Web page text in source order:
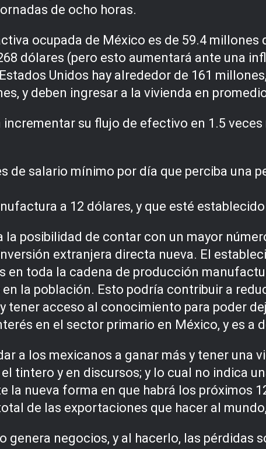
de ocho horas.
ocupada de México es de 59.4 millones
dólares (pero esto aumentará ante una
Unidos hay alrededor de 161
y deben ingresar a la vivienda en
su flujo de efectivo en 1.5
de salario mínimo por día que perciba una
a 12 dólares, y que esté
posibilidad de contar con un mayor
extranjera directa nueva. El
en toda la cadena de producción
la población. Esto podría contribuir a
tener acceso al conocimiento para poder
en el sector primario en México, y es a
a los mexicanos a ganar más y tener una
tintero y en discursos; y lo cual no indica
la nueva forma en que habrá los próximos
de las exportaciones que hacer al
genera negocios, y al hacerlo, las pérdidas